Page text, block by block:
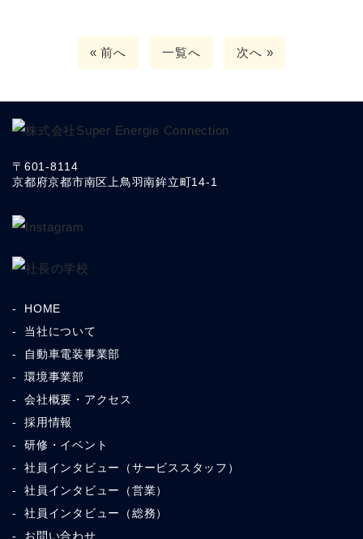
« 前へ 一覧へ 次へ »
〒601-8114
京都府京都市南区上鳥羽南鉾立町14-1
HOME
当社について
自動車電装事業部
環境事業部
会社概要・アクセス
採用情報
研修・イベント
社員インタビュー（サービススタッフ）
社員インタビュー（営業）
社員インタビュー（総務）
お問い合わせ